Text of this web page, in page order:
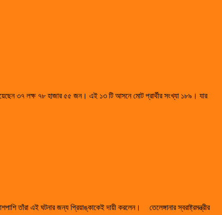
৩৭ লক্ষ ৭৮ হাজার ৫৫ জন। এই ১৩ টি আসনে মোট প্রার্থীর সংখ্যা ১৮৯। যার
তাঁরা এই ঘটনার জন্য প্রিয়াঙ্কাকেই দায়ী করলেন। তেলেঙ্গানার স্বরাষ্ট্রমন্ত্রীর